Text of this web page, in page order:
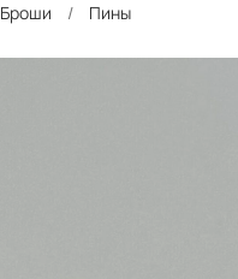
Броши Пины